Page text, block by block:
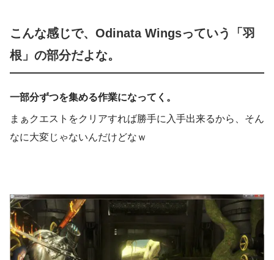
こんな感じで、Odinata Wingsっていう「羽
根」の部分だよな。
一部分ずつを集める作業になってく。
まぁクエストをクリアすれば勝手に入手出来るから、そん
なに大変じゃないんだけどなｗ